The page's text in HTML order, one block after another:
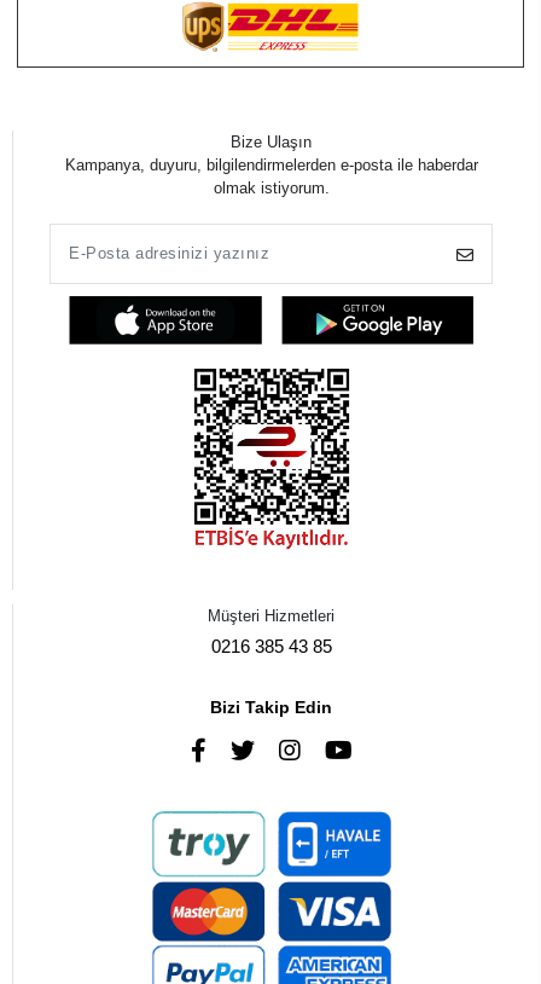
Bize Ulaşın
Kampanya, duyuru, bilgilendirmelerden e-posta ile haberdar
olmak istiyorum.
Müşteri Hizmetleri
0216 385 43 85
Bizi Takip Edin